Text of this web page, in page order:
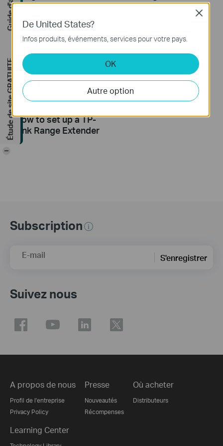
Starlink
Extender(No music)
How to set up a TP-
Link Range Extender
Subscription
E-mail S'enregistrer
Suivez nous
A propos de nous
Profil de l'entreprise
Privacy Policy
Presse
Nouveautés
Récompenses
Où acheter
Distributeurs
Learning Center
De United States?
Infos produits, événements, services pour votre pays.
OK
Autre option
Close
Étude de site GRATUITE
-